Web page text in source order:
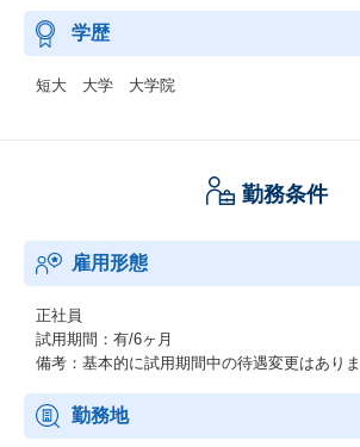
学歴
短大 大学 大学院
勤務条件
雇用形態
正社員
試用期間：有/6ヶ月
備考：基本的に試用期間中の待遇変更はあり
勤務地